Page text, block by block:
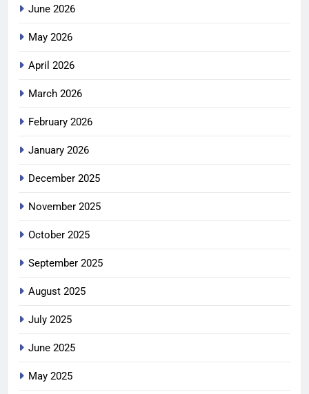
June 2026
May 2026
April 2026
March 2026
February 2026
January 2026
December 2025
November 2025
October 2025
September 2025
August 2025
July 2025
June 2025
May 2025